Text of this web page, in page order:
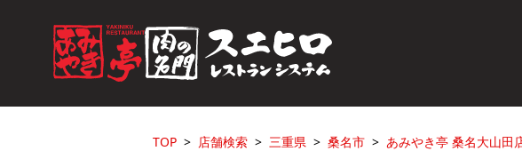
TOP 店舗検索 三重県 桑名市 あみやき亭 桑名大山田